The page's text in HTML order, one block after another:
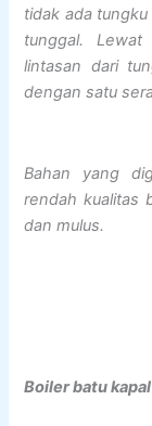
tidak ada
tunggal.
lintasan dari
dengan satu
Bahan yang
rendah kualitas
dan mulus.
Boiler batu kapal